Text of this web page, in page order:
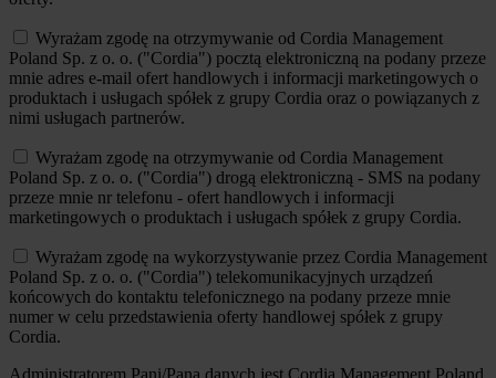
Wyrażam zgodę na otrzymywanie od Cordia Management
Poland Sp. z o. o. ("Cordia") pocztą elektroniczną na podany przeze
mnie adres e-mail ofert handlowych i informacji marketingowych o
produktach i usługach spółek z grupy Cordia oraz o powiązanych z
nimi usługach partnerów.
Wyrażam zgodę na otrzymywanie od Cordia Management
Poland Sp. z o. o. ("Cordia") drogą elektroniczną - SMS na podany
przeze mnie nr telefonu - ofert handlowych i informacji
marketingowych o produktach i usługach spółek z grupy Cordia.
Wyrażam zgodę na wykorzystywanie przez Cordia Management
Poland Sp. z o. o. ("Cordia") telekomunikacyjnych urządzeń
końcowych do kontaktu telefonicznego na podany przeze mnie
numer w celu przedstawienia oferty handlowej spółek z grupy
Cordia.
Administratorem Pani/Pana danych jest Cordia Management Poland